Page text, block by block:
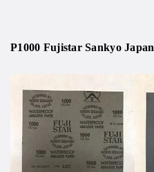
P1000 Fujistar Sankyo Japan